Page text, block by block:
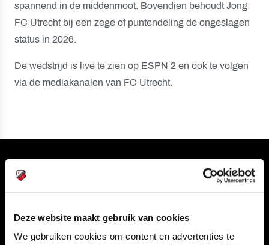
Deze website maakt gebruik van cookies
We gebruiken cookies om content en advertenties te
spannend in de middenmoot. Bovendien behoudt Jong
FC Utrecht bij een zege of puntendeling de ongeslagen
status in 2026.
De wedstrijd is live te zien op ESPN 2 en ook te volgen
via de mediakanalen van FC Utrecht.
Navigeer naar